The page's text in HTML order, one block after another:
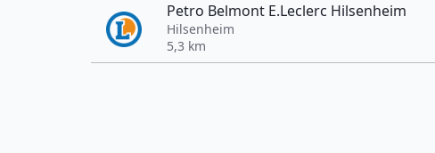
Petro Belmont E.Leclerc Hilsenheim
Hilsenheim
5,3 km